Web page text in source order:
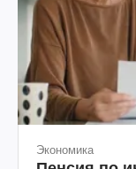
Экономика